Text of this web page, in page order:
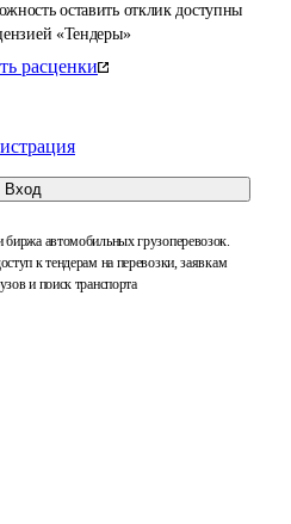
оставить отклик доступны
«Тендеры»
расценки
Вход
автомобильных грузоперевозок.
к тендерам на перевозки, заявкам
и поиск транспорта